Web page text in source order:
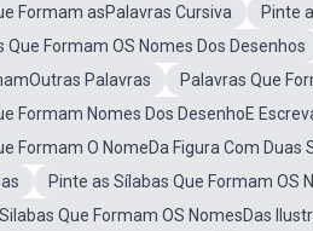
Formam asPalavras Cursiva
Pinte
Que Formam OS Nomes Dos Desenhos
Palavras
Palavras Que
Formam Nomes Dos DesenhoE
Formam O NomeDa Figura Com Duas
Pinte as Sílabas Que Formam OS
Que Formam OS NomesDas